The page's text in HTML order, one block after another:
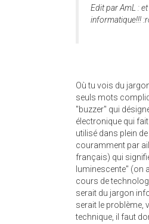
Edit par AmL :
informatique!!!
Où tu vois du
seuls mots
"buzzer" qui
électronique qui
utilisé dans plein
couramment par
français) qui
luminescente" (on
cours de
serait du jargon
serait le problème,
technique, il faut